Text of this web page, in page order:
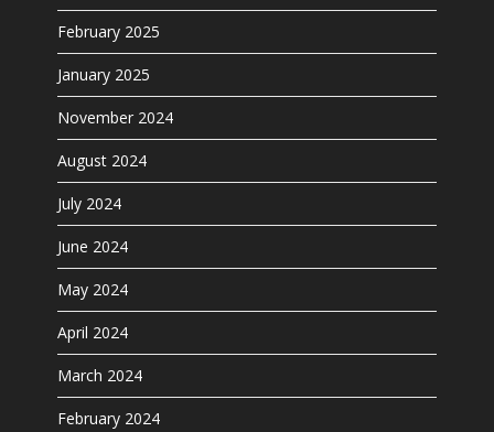
February 2025
January 2025
November 2024
August 2024
July 2024
June 2024
May 2024
April 2024
March 2024
February 2024